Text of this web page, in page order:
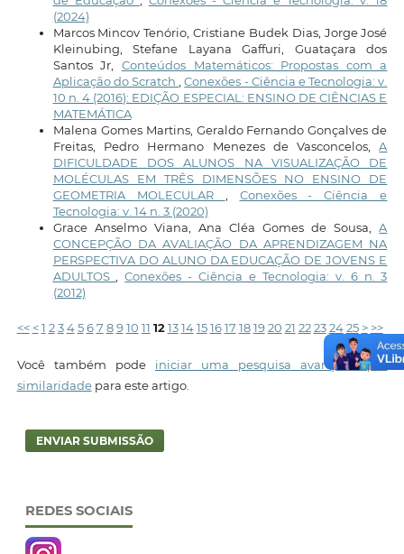
(2024)
Marcos Mincov Tenório, Cristiane Budek Dias, Jorge José
Kleinubing, Stefane Layana Gaffuri, Guataçara dos
Santos Jr, Conteúdos Matemáticos: Propostas com a
Aplicação do Scratch
,Conexões - Ciência e Tecnologia: v.
10 n. 4 (2016): EDIÇÃO ESPECIAL: ENSINO DE CIÊNCIAS E
MATEMÁTICA
Malena Gomes Martins, Geraldo Fernando Gonçalves de
Freitas, Pedro Hermano Menezes de Vasconcelos,A
DIFICULDADE DOS ALUNOS NA VISUALIZAÇÃO DE
MOLÉCULAS EM TRÊS DIMENSÕES NO ENSINO DE
GEOMETRIA MOLECULAR
Conexões - Ciência e
Tecnologia: v. 14 n. 3 (2020)
Grace Anselmo Viana, Ana Cléa Gomes de Sousa,A
CONCEPÇÃO DA AVALIAÇÃO DA APRENDIZAGEM NA
PERSPECTIVA DO ALUNO DA EDUCAÇÃO DE JOVENS E
ADULTOS
,Conexões - Ciência e Tecnologia: v. 6 n. 3
(2012)
<< < 1 2 3 4 5 6 7 8 9 10 11 12 13 14 15 16 17 18 19 20 21 22 23 24 25 > >>
Você também pode iniciar uma pesquisa avançada por
similaridadepara este artigo.
ENVIAR SUBMISSÃO
REDES SOCIAIS